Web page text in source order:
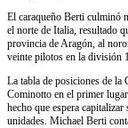
El caraqueño Berti culminó
el norte de Italia, resultado
provincia de Aragón, al
veinte pilotos en la división
La tabla de posiciones de
Cominotto en el primer
hecho que espera
unidades. Michael Berti